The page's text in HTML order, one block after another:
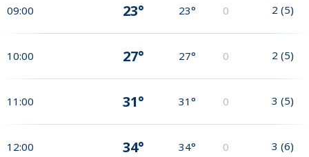
09:00 23° 23° 0 2 (5)
10:00 27° 27° 0 2 (5)
11:00 31° 31° 0 3 (5)
12:00 34° 34° 0 3 (6)